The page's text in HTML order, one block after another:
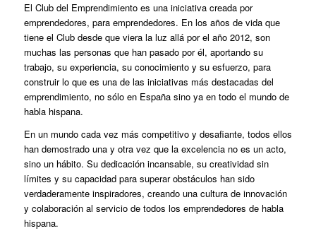
El Club del Emprendimiento es una iniciativa creada por
emprendedores, para emprendedores. En los años de vida que
tiene el Club desde que viera la luz allá por el año 2012, son
muchas las personas que han pasado por él, aportando su
trabajo, su experiencia, su conocimiento y su esfuerzo, para
construir lo que es una de las iniciativas más destacadas del
emprendimiento, no sólo en España sino ya en todo el mundo de
habla hispana.
En un mundo cada vez más competitivo y desafiante, todos ellos
han demostrado una y otra vez que la excelencia no es un acto,
sino un hábito. Su dedicación incansable, su creatividad sin
límites y su capacidad para superar obstáculos han sido
verdaderamente inspiradores, creando una cultura de innovación
y colaboración al servicio de todos los emprendedores de habla
hispana.